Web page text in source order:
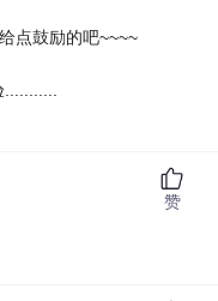
点鼓励的吧~~~~
赞